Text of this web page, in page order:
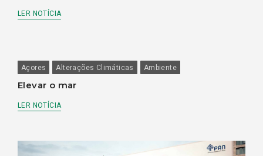
LER NOTÍCIA
Açores Alterações Climáticas Ambiente
Elevar o mar
LER NOTÍCIA